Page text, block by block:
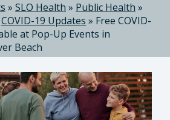
» SLO Health » Public Health »
COVID-19 Updates » Free COVID-
at Pop-Up Events in
Beach